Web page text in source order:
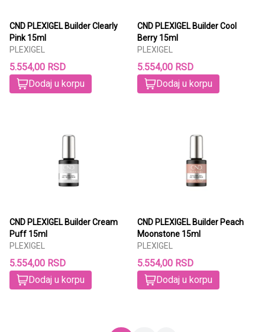
CND PLEXIGEL Builder Clearly
Pink 15ml
PLEXIGEL
5.554,00 RSD
Dodaj u korpu
CND PLEXIGEL Builder Cool
Berry 15ml
PLEXIGEL
5.554,00 RSD
Dodaj u korpu
CND PLEXIGEL Builder Cream
Puff 15ml
PLEXIGEL
5.554,00 RSD
Dodaj u korpu
CND PLEXIGEL Builder Peach
Moonstone 15ml
PLEXIGEL
5.554,00 RSD
Dodaj u korpu